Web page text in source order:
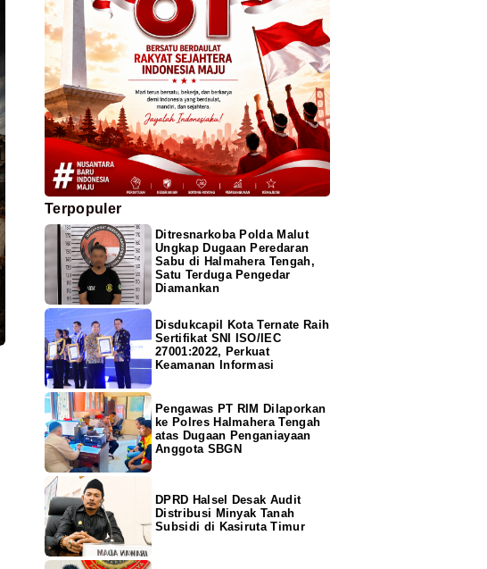
Terpopuler
Ditresnarkoba Polda Malut
Ungkap Dugaan Peredaran
Sabu di Halmahera Tengah,
Satu Terduga Pengedar
Diamankan
Disdukcapil Kota Ternate Raih
Sertifikat SNI ISO/IEC
27001:2022, Perkuat
Keamanan Informasi
Pengawas PT RIM Dilaporkan
ke Polres Halmahera Tengah
atas Dugaan Penganiayaan
Anggota SBGN
DPRD Halsel Desak Audit
Distribusi Minyak Tanah
Subsidi di Kasiruta Timur